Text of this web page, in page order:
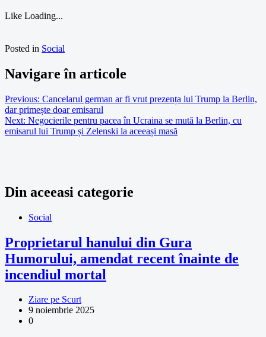
Like Loading...
Posted in Social
Navigare în articole
Previous: Cancelarul german ar fi vrut prezența lui Trump la Berlin,
dar primește doar emisarul
Next: Negocierile pentru pacea în Ucraina se mută la Berlin, cu
emisarul lui Trump și Zelenski la aceeași masă
Din aceeasi categorie
Social
Proprietarul hanului din Gura
Humorului, amendat recent înainte de
incendiul mortal
Ziare pe Scurt
9 noiembrie 2025
0